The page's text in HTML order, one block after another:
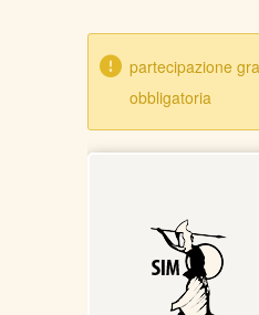
partecipazione
obbligatoria